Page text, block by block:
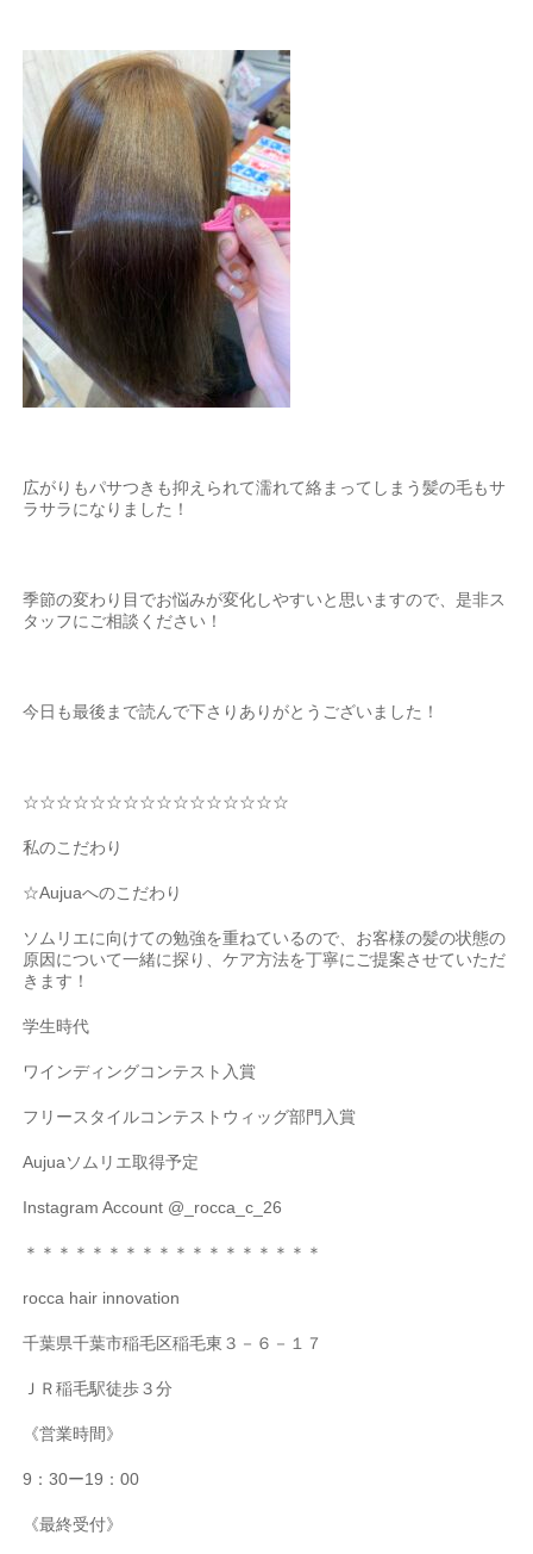
広がりもパサつきも抑えられて濡れて絡まってしまう髪の毛もサ
ラサラになりました！
季節の変わり目でお悩みが変化しやすいと思いますので、是非ス
タッフにご相談ください！
今日も最後まで読んで下さりありがとうございました！
☆☆☆☆☆☆☆☆☆☆☆☆☆☆☆☆
私のこだわり
☆Aujuaへのこだわり
ソムリエに向けての勉強を重ねているので、お客様の髪の状態の
原因について一緒に探り、ケア方法を丁寧にご提案させていただ
きます！
学生時代
ワインディングコンテスト入賞
フリースタイルコンテストウィッグ部門入賞
Aujuaソムリエ取得予定
Instagram Account @_rocca_c_26
＊＊＊＊＊＊＊＊＊＊＊＊＊＊＊＊＊＊
rocca hair innovation
千葉県千葉市稲毛区稲毛東３－６－１７
ＪＲ稲毛駅徒歩３分
《営業時間》
9 ：30ー19 ：00
《最終受付》